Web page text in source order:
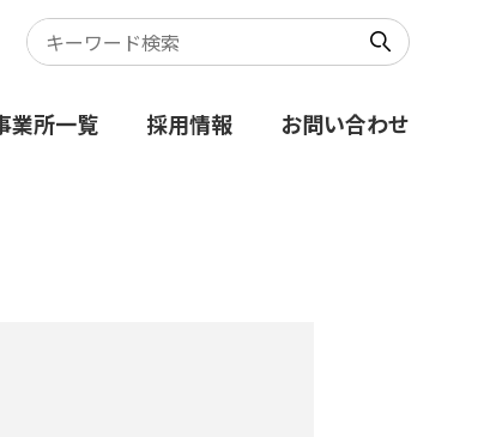
業所一覧 採用情報 お問い合わせ